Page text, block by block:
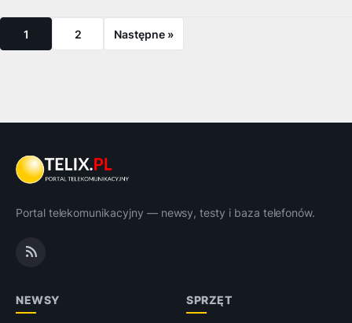
1 2 Następne »
Portal telekomunikacyjny — newsy, testy i baza telefonów.
NEWSY SPRZĘT